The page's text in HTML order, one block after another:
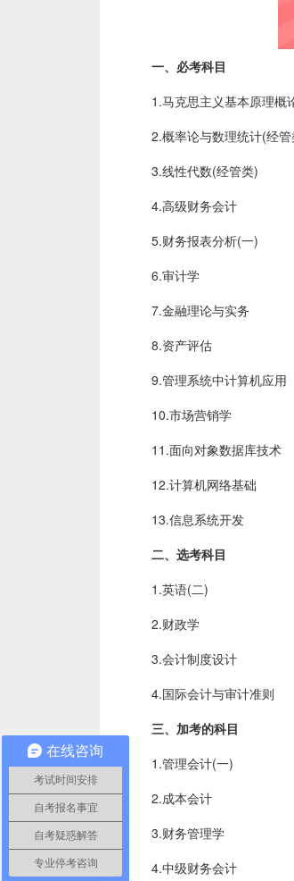
一、必考科目
1.马克思主义基本原理概
2.概率论与数理统计(经管
3.线性代数(经管类)
4.高级财务会计
5.财务报表分析(一)
6.审计学
7.金融理论与实务
8.资产评估
9.管理系统中计算机应用
10.市场营销学
11.面向对象数据库技术
12.计算机网络基础
13.信息系统开发
二、选考科目
1.英语(二)
2.财政学
3.会计制度设计
4.国际会计与审计准则
三、加考的科目
1.管理会计(一)
2.成本会计
3.财务管理学
4.中级财务会计
在线咨询
考试时间安排
自考报名事宜
自考疑惑解答
专业停考咨询